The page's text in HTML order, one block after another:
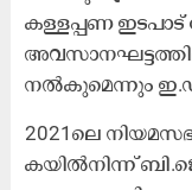
കള്ളപ്പണ
നൽകുമെന്നും
2021ലെ
ക​യി​ൽ​നി​ന്ന്